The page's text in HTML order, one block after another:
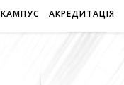
КАМПУС АКРЕДИТАЦІЯ